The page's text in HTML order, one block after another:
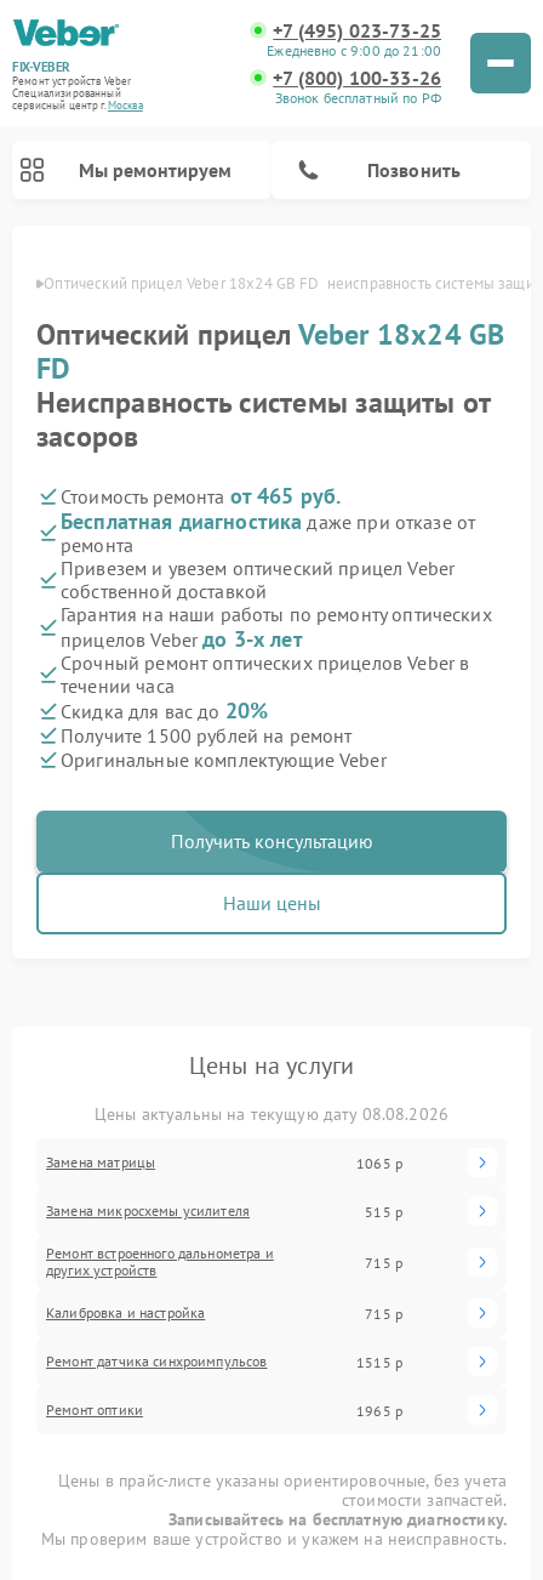
FIX-VEBER
Ремонт устройств Veber
Специализированный
cервисный центр г.Москва
+7 (495) 023-73-25
Ежедневно с 9:00 до 21:00
+7 (800) 100-33-26
Звонок бесплатный по РФ
Мы ремонтируем Позвонить
Оптический прицел Veber 18x24 GB FD  неисправность системы
Оптический прицелVeber 18x24 GB
FD
Неисправность системы защиты от
засоров
Стоимость ремонта от 465 руб.
Бесплатная диагностика даже при отказе от
ремонта
Привезем и увезем оптический прицел Veber
собственной доставкой
Гарантия на наши работы по ремонту оптических
прицелов Veberдо 3-х лет
Срочный ремонт оптических прицелов Veber в
течении часа
Скидка для вас до 20%
Получите 1500 рублей на ремонт
Оригинальные комплектующие Veber
Получить консультацию
Наши цены
Цены на услуги
Цены актуальны на текущую дату 08.08.2026
Замена матрицы 1065 р
Замена микросхемы усилителя 515 р
Ремонт встроенного дальнометра и
других устройств
715 р
Калибровка и настройка 715 р
Ремонт датчика синхроимпульсов 1515 р
Ремонт оптики 1965 р
Цены в прайс-листе указаны ориентировочные, без учета
стоимости запчастей.
Записывайтесь на бесплатную диагностику.
Мы проверим ваше устройство и укажем на неисправность.